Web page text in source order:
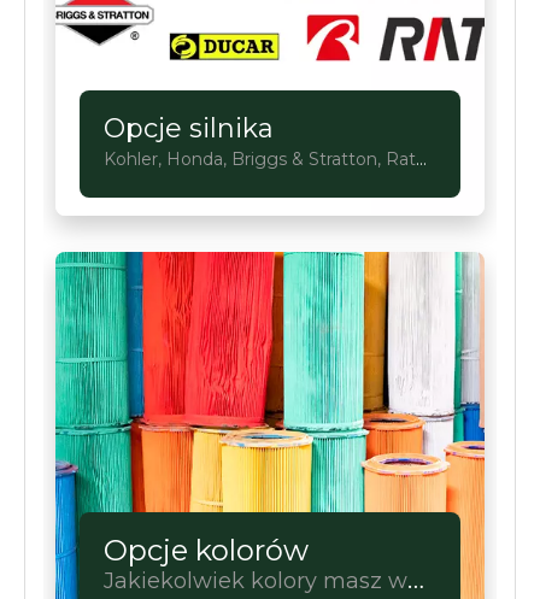
Opcje silnika
Kohler, Honda, Briggs & Stratton, Rato,
Opcje kolorów
Jakiekolwiek kolory masz w